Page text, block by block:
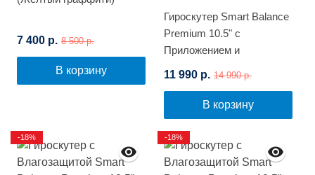
7 400 р. 8 500 р.
В корзину
Гироскутер Smart Balance
Premium 10.5" с
Приложением и
(Космос)
11 990 р. 14 990 р.
В корзину
-18% -18%